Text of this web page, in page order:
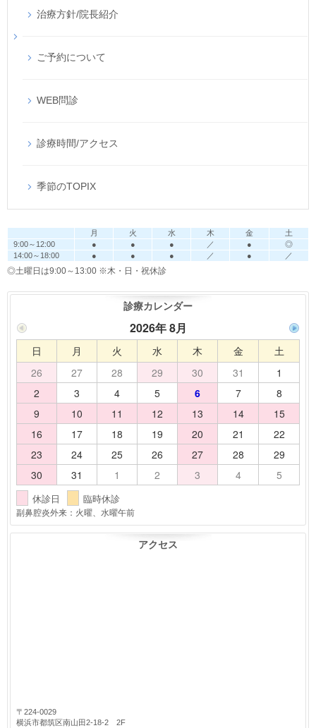
治療方針/院長紹介
ご予約について
WEB問診
診療時間/アクセス
季節のTOPIX
月 火 水 木 金
土
9:00～12:00
● ● ● ／ ●
◎
14:00～18:00
● ● ● ／ ● ／
◎土曜日は9:00～13:00 ※木・日・祝休診
診療カレンダー
2026年 8月
日 月 火 水 木 金
土
26
27 28 29 30 31
1
2
3 4 5 6 7
8
9
10 11 12 13 14
15
16
17 18 19 20 21
22
23
24 25 26 27 28
29
30
31 1 2 3 4 5
休診日 臨時休診
副鼻腔炎外来：火曜、水曜午前
アクセス
〒224-0029
横浜市都筑区南山田2-18-2 2F